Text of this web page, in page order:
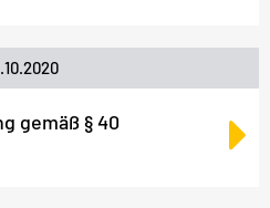
gemäß § 40